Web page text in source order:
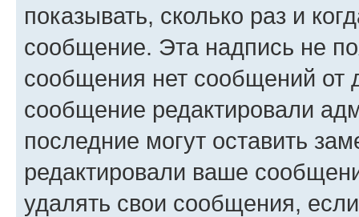
показывать, сколько раз и
сообщение. Эта надпись не
сообщения нет сообщений от
сообщение редактировали
последние могут оставить
редактировали ваше
удалять свои сообщения,